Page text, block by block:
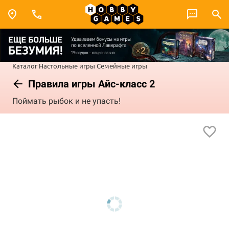
Каталог Настольные игры Семейные игры
Правила игры Айс-класс 2
Поймать рыбок и не упасть!